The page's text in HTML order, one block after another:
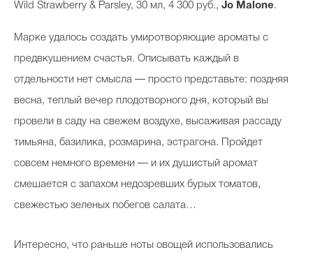
Beauty- битвы
Тесты
Викторины
Wild Strawberry & Parsley, 30 мл, 4 300 руб., Jo Malone.
Марке удалось создать умиротворяющие ароматы с
предвкушением счастья. Описывать каждый в
отдельности нет смысла — просто представьте: поздняя
весна, теплый вечер плодотворного дня, который вы
провели в саду на свежем воздухе, высаживая рассаду
тимьяна, базилика, розмарина, эстрагона. Пройдет
совсем немного времени — и их душистый аромат
смешается с запахом недозревших бурых томатов,
свежестью зеленых побегов салата…
Интересно, что раньше ноты овощей использовались